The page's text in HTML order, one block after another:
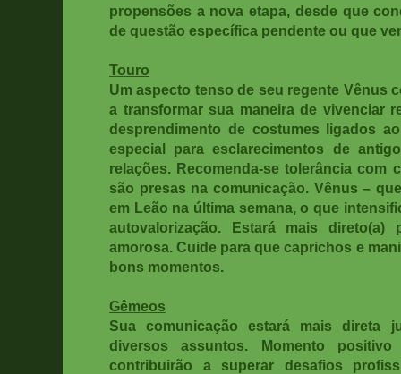
propensões a nova etapa, desde que
de questão específica pendente ou que
Touro
Um aspecto tenso de seu regente Vênus
a transformar sua maneira de vivenciar
desprendimento de costumes ligados
especial para esclarecimentos de
relações. Recomenda-se tolerância com
são presas na comunicação. Vênus –
em Leão na última semana, o que
autovalorização. Estará mais
amorosa. Cuide para que caprichos e
bons momentos.
Gêmeos
Sua comunicação estará mais direta
diversos assuntos. Momento
contribuirão a superar desafios